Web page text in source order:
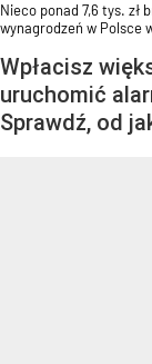
Nieco ponad 7,6 tys. zł
wynagrodzeń w Polsce
Wpłacisz
uruchomić
Sprawdź, od